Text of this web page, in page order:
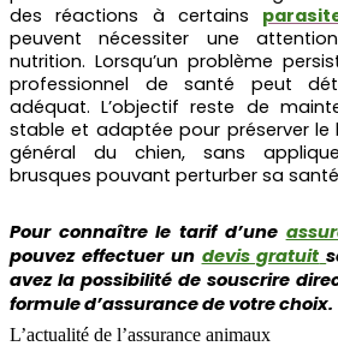
des réactions à certains
peuvent nécessiter une
nutrition. Lorsqu’un problème
professionnel de santé peut
adéquat. L’objectif reste de
stable et adaptée pour préserver le
général du chien, sans
brusques pouvant perturber sa
Pour connaître le tarif d’une
pouvez effectuer un devis gratuit
avez la possibilité de souscrire
formule d’assurance de votre choix.
L’actualité de l’assurance animaux